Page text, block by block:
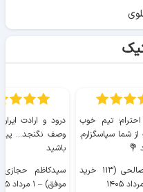
تیم خوب
از شما سپاسگزارم.
💐
ابوالفضل صالحی (۱۱۳ خرید
درود و ارادت
وصف نگنجد...
باشید
موفق) – ۱ مرداد ۱۴۰۵